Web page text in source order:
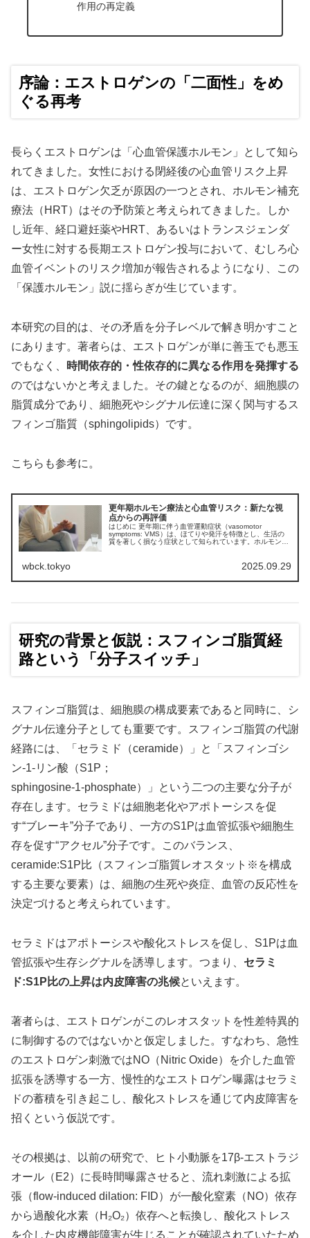
作用の再定義
序論：エストロゲンの「二面性」をめ
ぐる再考
長らくエストロゲンは「心血管保護ホルモン」として知ら
れてきました。女性における閉経後の心血管リスク上昇
は、エストロゲン欠乏が原因の一つとされ、ホルモン補充
療法（HRT）はその予防策と考えられてきました。しか
し近年、経口避妊薬やHRT、あるいはトランスジェンダ
ー女性に対する長期エストロゲン投与において、むしろ心
血管イベントのリスク増加が報告されるようになり、この
「保護ホルモン」説に揺らぎが生じています。
本研究の目的は、その矛盾を分子レベルで解き明かすこと
にあります。著者らは、エストロゲンが単に善玉でも悪玉
でもなく、
時間依存的・性依存的に異なる作用を発揮する
のではないかと考えました。その鍵となるのが、細胞膜の
脂質成分であり、細胞死やシグナル伝達に深く関与するス
フィンゴ脂質（sphingolipids）です。
こちらも参考に。
更年期ホルモン療法と心血管リスク：新たな視
点からの再評価
はじめに 更年期に伴う血管運動症状（vasomotor
symptoms: VMS）は、ほてりや発汗を特徴とし、生活の
質を著しく損なう症状として知られています。ホルモン療
wbck.tokyo 2025.09.29
研究の背景と仮説：スフィンゴ脂質経
路という「分子スイッチ」
スフィンゴ脂質は、細胞膜の構成要素であると同時に、シ
グナル伝達分子としても重要です。スフィンゴ脂質の代謝
経路には、「セラミド（ceramide）」と「スフィンゴシ
ン-1-リン酸（S1P；
sphingosine-1-phosphate）」という二つの主要な分子が
存在します。セラミドは細胞老化やアポトーシスを促
す“ブレーキ”分子であり、一方のS1Pは血管拡張や細胞生
存を促す“アクセル”分子です。このバランス、
ceramide:S1P比（スフィンゴ脂質レオスタット※を構成
する主要な要素）は、細胞の生死や炎症、血管の反応性を
決定づけると考えられています。
セラミドはアポトーシスや酸化ストレスを促し、S1Pは血
管拡張や生存シグナルを誘導します。つまり、 セラミ
ド:S1P比の上昇は内皮障害の兆候といえます。
著者らは、エストロゲンがこのレオスタットを性差特異的
に制御するのではないかと仮定しました。すなわち、急性
のエストロゲン刺激ではNO（Nitric Oxide）を介した血管
拡張を誘導する一方、慢性的なエストロゲン曝露はセラミ
ドの蓄積を引き起こし、酸化ストレスを通じて内皮障害を
招くという仮説です。
その根拠は、以前の研究で、ヒト小動脈を17β-エストラジ
オール（E2）に長時間曝露させると、流れ刺激による拡
張（flow-induced dilation: FID）が一酸化窒素（NO）依存
から過酸化水素（H₂O₂）依存へと転換し、酸化ストレス
を介した内皮機能障害が生じることが確認されていたため